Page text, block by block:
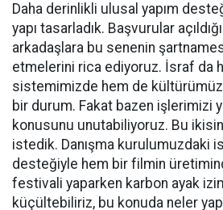
Daha derinlikli ulusal yapım
yapı tasarladık. Başvurular
arkadaşlara bu senenin
etmelerini rica ediyoruz. İsraf da
sistemimizde hem de
bir durum. Fakat bazen işlerimizi
konusunu unutabiliyoruz. Bu
istedik. Danışma kurulumuzdaki
desteğiyle hem bir filmin
festivali yaparken karbon ayak
küçültebiliriz, bu konuda neler